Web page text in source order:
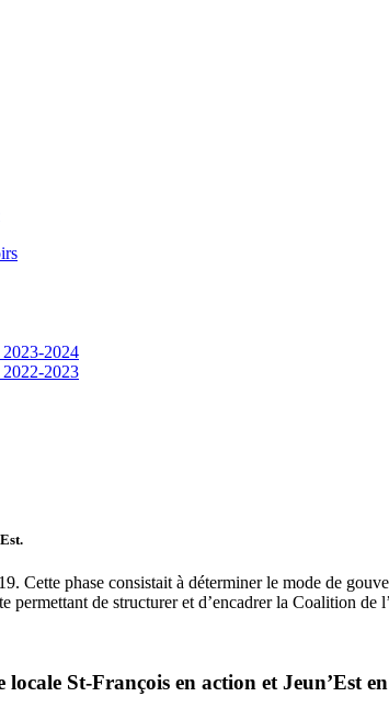
2023-2024
2022-2023
Cette phase consistait à déterminer le mode de
permettant de structurer et d’encadrer la Coalition de
St-François en action et Jeun’Est